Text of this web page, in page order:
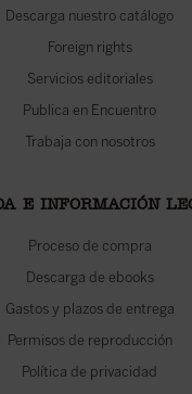
Descarga nuestro catálogo
Foreign rights
Servicios editoriales
Publica en Encuentro
Trabaja con nosotros
E INFORMACIÓN
Proceso de compra
Descarga de ebooks
Gastos y plazos de entrega
Permisos de reproducción
Política de privacidad